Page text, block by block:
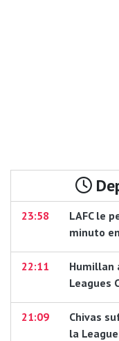
23:58
LAFC le
minuto
22:11
Humillan
Leagues
21:09
Chivas
la